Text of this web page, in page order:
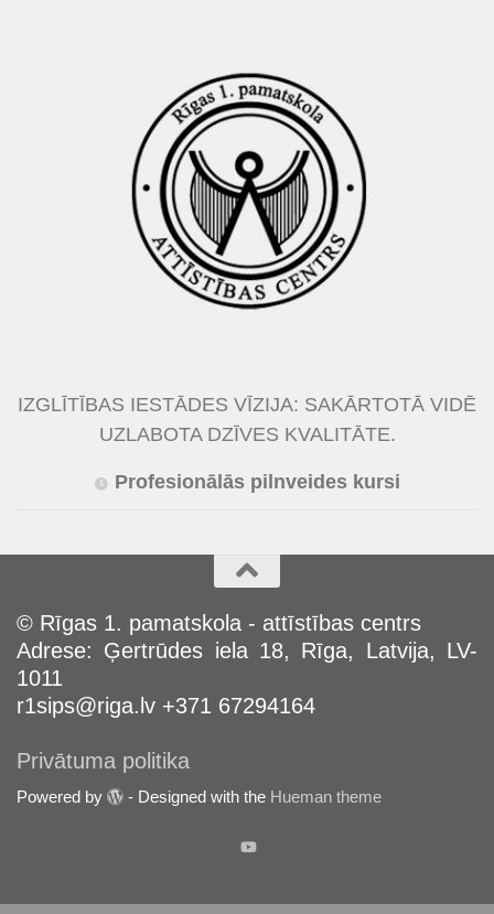
IZGLĪTĪBAS IESTĀDES VĪZIJA: SAKĀRTOTĀ VIDĒ
UZLABOTA DZĪVES KVALITĀTE.
Profesionālās pilnveides kursi
© Rīgas 1. pamatskola - attīstības centrs
Adrese: Ģertrūdes iela 18, Rīga, Latvija, LV-
1011
r1sips@riga.lv +371 67294164
Privātuma politika
Powered by - Designed with the Hueman theme